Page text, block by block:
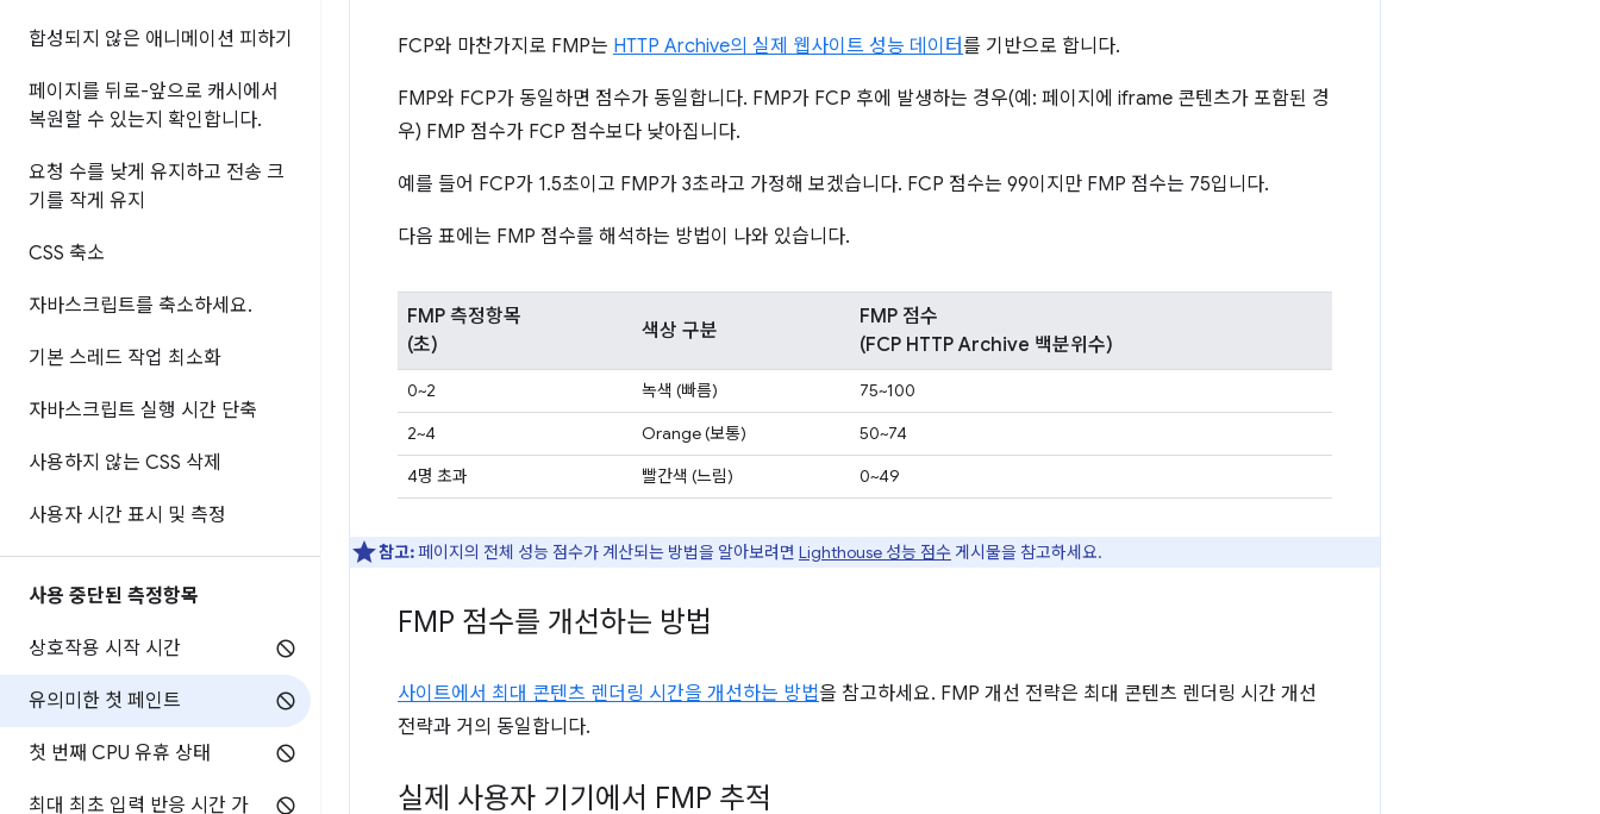
합성되지 않은 애니메이션 피하기
페이지를 뒤로-앞으로 캐시에서
복원할 수 있는지 확인합니다.
요청 수를 낮게 유지하고 전송 크
기를 작게 유지
CSS 축소
자바스크립트를 축소하세요.
기본 스레드 작업 최소화
자바스크립트 실행 시간 단축
사용하지 않는 CSS 삭제
사용자 시간 표시 및 측정
사용 중단된 측정항목
상호작용 시작 시간
유의미한 첫 페인트
첫 번째 CPU 유휴 상태
최대 최초 입력 반응 시간 가
FCP와 마찬가지로 FMP는 HTTP Archive의 실제 웹사이트 성능 데이터를 기반으로 합니다.
FMP와 FCP가 동일하면 점수가 동일합니다. FMP가 FCP 후에 발생하는 경우(예: 페이지에 iframe 콘텐츠가 포함된 경
우) FMP 점수가 FCP 점수보다 낮아집니다.
예를 들어 FCP가 1.5초이고 FMP가 3초라고 가정해 보겠습니다. FCP 점수는 99이지만 FMP 점수는 75입니다.
다음 표에는 FMP 점수를 해석하는 방법이 나와 있습니다.
FMP 측정항목
(초)
색상 구분
FMP 점수
(FCP HTTP Archive 백분위수)
0~2 녹색 (빠름)
75~100
2~4
Orange (보통)
50~74
4명 초과
빨간색 (느림) 0~49
참고:페이지의 전체 성능 점수가 계산되는 방법을 알아보려면 Lighthouse 성능 점수 게시물을 참고하세요.
FMP 점수를 개선하는 방법
사이트에서 최대 콘텐츠 렌더링 시간을 개선하는 방법을 참고하세요. FMP 개선 전략은 최대 콘텐츠 렌더링 시간 개선
전략과 거의 동일합니다.
실제 사용자 기기에서 FMP 추적